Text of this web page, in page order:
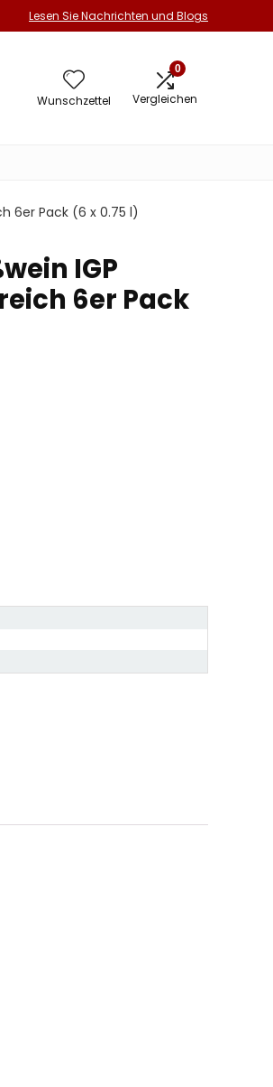
Lesen Sie Nachrichten und Blogs
Wunschzettel
0
Vergleichen
6er Pack (6 x 0.75 l)
IGP
6er Pack